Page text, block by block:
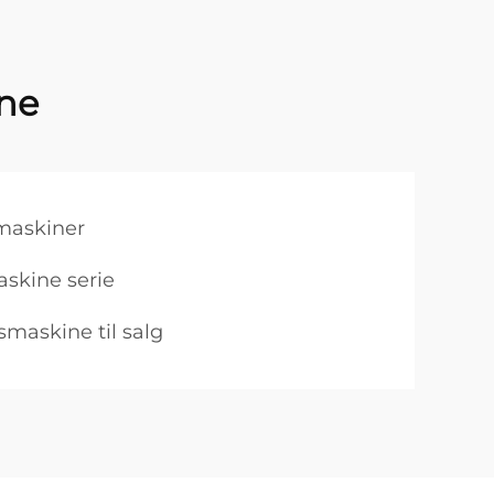
serie
til salg